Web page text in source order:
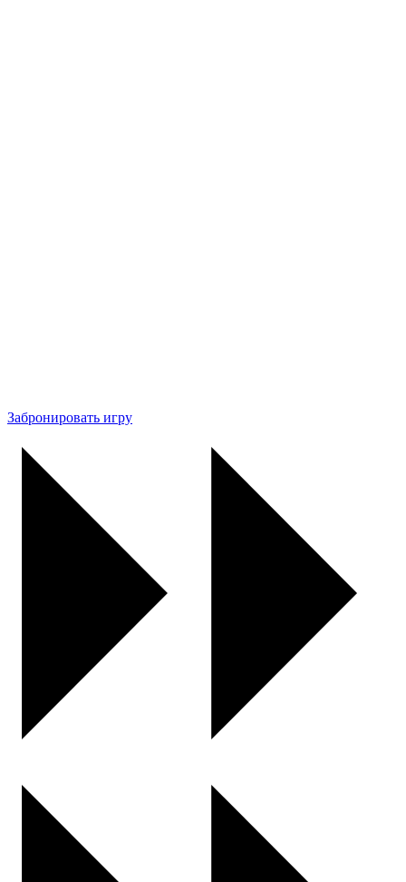
Забронировать игру